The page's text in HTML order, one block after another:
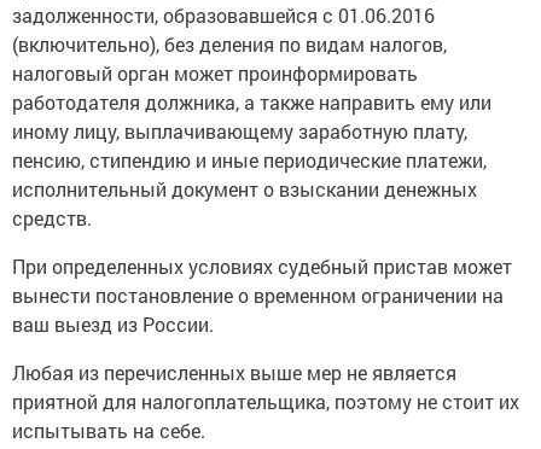
задолженности, образовавшейся с 01.06.2016
(включительно), без деления по видам налогов,
налоговый орган может проинформировать
работодателя должника, а также направить ему или
иному лицу, выплачивающему заработную плату,
пенсию, стипендию и иные периодические платежи,
исполнительный документ о взыскании денежных
средств.
При определенных условиях судебный пристав может
вынести постановление о временном ограничении на
ваш выезд из России.
Любая из перечисленных выше мер не является
приятной для налогоплательщика, поэтому не стоит их
испытывать на себе.